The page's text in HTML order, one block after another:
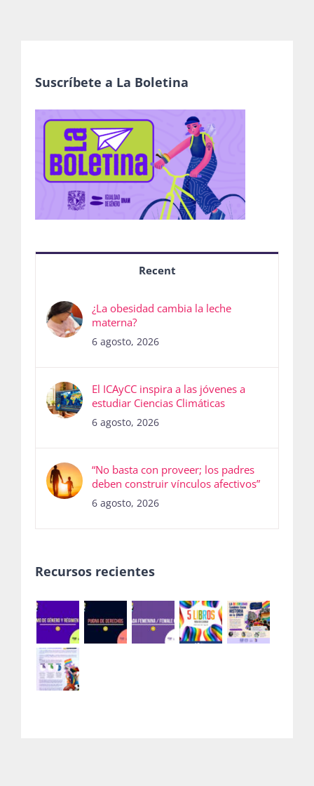
Suscríbete a La Boletina
Recent
¿La obesidad cambia la leche
materna?
6 agosto, 2026
El ICAyCC inspira a las jóvenes a
estudiar Ciencias Climáticas
6 agosto, 2026
“No basta con proveer; los padres
deben construir vínculos afectivos”
6 agosto, 2026
Recursos recientes